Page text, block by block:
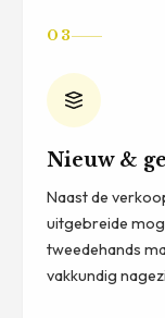
03
Nieuw &
Naast de
uitgebreide
tweedehands
vakkundig